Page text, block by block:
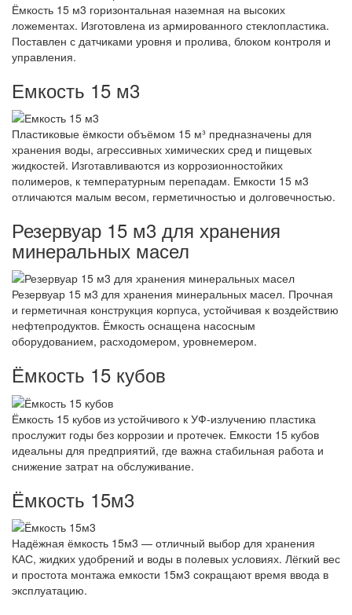
Ёмкость 15 м3 горизонтальная наземная на высоких
ложементах. Изготовлена из армированного стеклопластика.
Поставлен с датчиками уровня и пролива, блоком контроля и
управления.
Емкость 15 м3
Пластиковые ёмкости объёмом 15 м³ предназначены для
хранения воды, агрессивных химических сред и пищевых
жидкостей. Изготавливаются из коррозионностойких
полимеров, к температурным перепадам. Емкости 15 м3
отличаются малым весом, герметичностью и долговечностью.
Резервуар 15 м3 для хранения
минеральных масел
Резервуар 15 м3 для хранения минеральных масел. Прочная
и герметичная конструкция корпуса, устойчивая к воздействию
нефтепродуктов. Ёмкость оснащена насосным
оборудованием, расходомером, уровнемером.
Ёмкость 15 кубов
Ёмкость 15 кубов из устойчивого к УФ-излучению пластика
прослужит годы без коррозии и протечек. Емкости 15 кубов
идеальны для предприятий, где важна стабильная работа и
снижение затрат на обслуживание.
Ёмкость 15м3
Надёжная ёмкость 15м3 — отличный выбор для хранения
КАС, жидких удобрений и воды в полевых условиях. Лёгкий вес
и простота монтажа емкости 15м3 сокращают время ввода в
эксплуатацию.